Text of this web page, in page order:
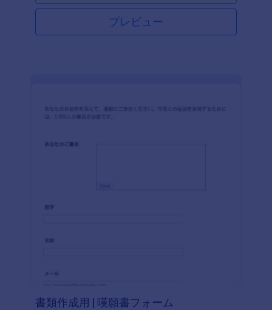
プレビュー
書類作成用 | 嘆願書フォーム